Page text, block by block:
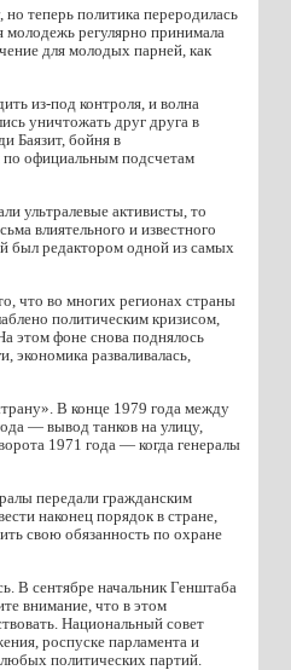
но теперь политика переродилась
молодежь регулярно принимала
для молодых парней, как
из-под контроля, и волна
уничтожать друг друга в
Баязит, бойня в
официальным подсчетам
ультралевые активисты, то
влиятельного и известного
был редактором одной из самых
что во многих регионах страны
политическим кризисом,
этом фоне снова поднялось
разваливалась,
В конце 1979 года между
— вывод танков на улицу,
1971 года — когда генералы
передали гражданским
наконец порядок в стране,
свою обязанность по охране
В сентябре начальник Генштаба
внимание, что в этом
Национальный совет
роспуске парламента и
любых политических партий.